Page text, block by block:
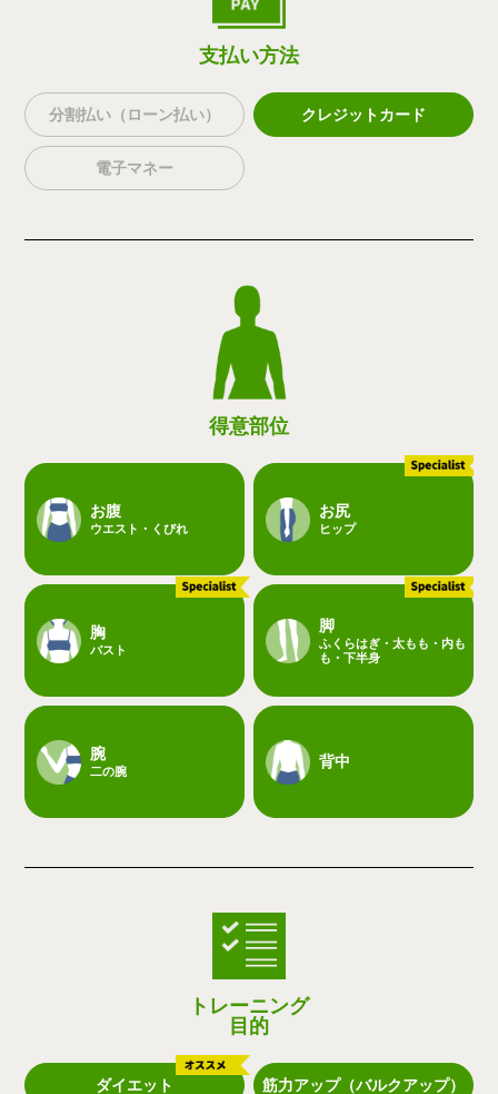
支払い方法
分割払い（ローン払い） クレジットカード
電子マネー
得意部位
お腹
ウエスト・くびれ
お尻
ヒップ
胸
バスト
脚
ふくらはぎ・太もも・内も
も・下半身
腕
二の腕
背中
トレーニング
目的
ダイエット 筋力アップ（バルクアップ）